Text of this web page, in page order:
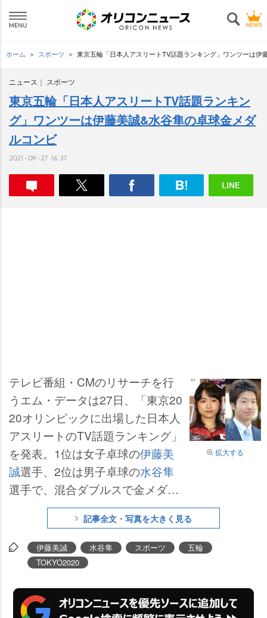
ホーム スポーツ 東京五輪「日本人アスリートTV話題ランキング」ワンツーは伊
ニュース スポーツ
東京五輪「日本人アスリートTV話題ランキン
グ」ワンツーは伊藤美誠&水谷隼の卓球金メダ
ルコンビ
2021-09-27 16:37
拡大する
テレビ番組・CMのリサーチを行
うエム・データは27日、「東京20
20オリンピックに出場した日本人
アスリートのTV話題ランキング」
を発表。1位は女子卓球の伊藤美
誠選手、2位は男子卓球の水谷隼
選手で、混合ダブルスで金メダル
に輝いたコンビがワンツーに輝い
記事全文・写真を大きく見る
伊藤美誠 水谷隼 スポーツ
五輪
TOKYO2020